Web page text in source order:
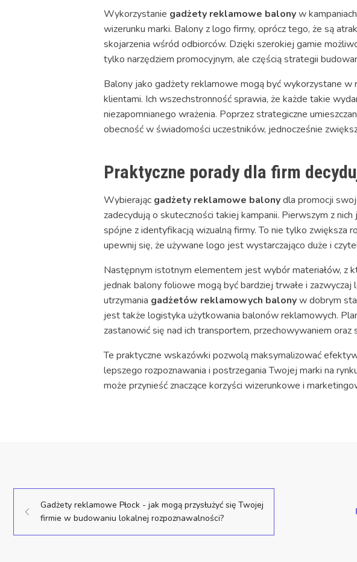
Wykorzystanie gadżety reklamowe balonyw
wizerunku marki. Balony z logo firmy, oprócz tego, że są
skojarzenia wśród odbiorców. Dzięki szerokiej gamie
tylko narzędziem promocyjnym, ale częścią strategii
Balony jako gadżety reklamowe mogą być wykorzystane
klientami. Ich wszechstronność sprawia, że każde takie
niezapomnianego wrażenia. Poprzez strategiczne
obecność w świadomości uczestników, jednocześnie
Praktyczne porady dla firm
Wybierając gadżety reklamowe balonydla promocji
zadecydują o skuteczności takiej kampanii. Pierwszym z
spójne z identyfikacją wizualną firmy. To nie tylko zwiększa
upewnij się, że używane logo jest wystarczająco duże i
Następnym istotnym elementem jest wybór materiałów, z
jednak balony foliowe mogą być bardziej trwałe i
utrzymania gadżetów reklamowych balonyw dobrym
jest także logistyka użytkowania balonów reklamowych.
zastanowić się nad ich transportem, przechowywaniem oraz
Te praktyczne wskazówki pozwolą maksymalizować
lepszego rozpoznawania i postrzegania Twojej marki na
może przynieść znaczące korzyści wizerunkowe i
Gadżety reklamowe Płock - jak mogą przysłużyć się Twojej
firmie w budowaniu lokalnej rozpoznawalności?